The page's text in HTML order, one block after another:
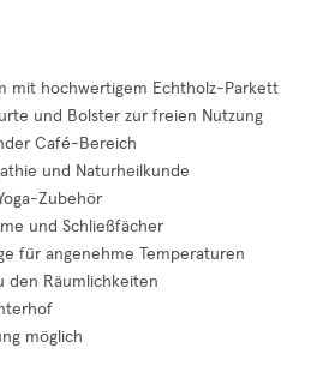
mit hochwertigem Echtholz-Parkett
und Bolster zur freien Nutzung
Café-Bereich
und Naturheilkunde
Zubehör
und Schließfächer
für angenehme Temperaturen
den Räumlichkeiten
möglich